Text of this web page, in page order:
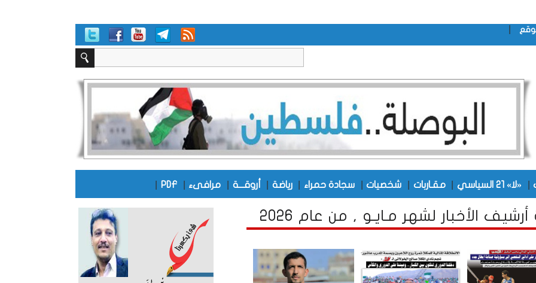
«لا» 21 السياسي مقـاربات شخصيات سجادة حمراء رياضة أروقـــة مرافىء PDF
أرشيف الأخبار لشهر مـايـو , من عام 2026